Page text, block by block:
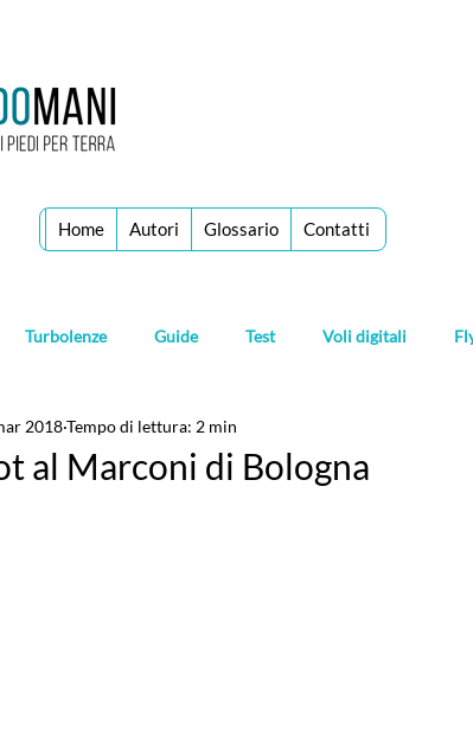
Home Autori Glossario Contatti
Turbolenze Guide Test Voli digitali
al Marconi di Bologna
2018Tempo di lettura: 2 min